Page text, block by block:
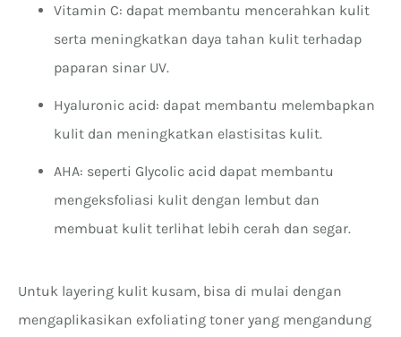
Vitamin C: dapat membantu mencerahkan kulit
serta meningkatkan daya tahan kulit terhadap
paparan sinar UV.
Hyaluronic acid: dapat membantu melembapkan
kulit dan meningkatkan elastisitas kulit.
AHA: seperti Glycolic acid dapat membantu
mengeksfoliasi kulit dengan lembut dan
membuat kulit terlihat lebih cerah dan segar.
Untuk layering kulit kusam, bisa di mulai dengan
mengaplikasikan exfoliating toner yang mengandung